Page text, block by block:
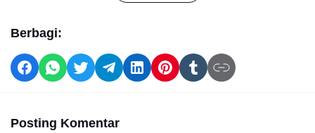
Berbagi:
Posting Komentar